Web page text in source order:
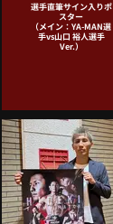
選手直筆サイン入りポ
スター
（メイン：YA-MAN選
手vs山口 裕人選手
Ver.）